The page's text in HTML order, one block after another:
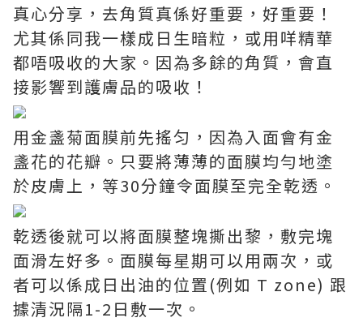
真心分享，去角質真係好重要，好重要！
尤其係同我一樣成日生暗粒，或用咩精華
都唔吸收的大家。因為多餘的角質，會直
接影響到護膚品的吸收！
用金盞菊面膜前先搖匀，因為入面會有金
盞花的花瓣。只要將薄薄的面膜均勻地塗
於皮膚上，等30分鐘令面膜至完全乾透。
乾透後就可以將面膜整塊撕出黎，敷完塊
面滑左好多。面膜每星期可以用兩次，或
者可以係成日出油的位置(例如 T zone) 跟
據清況隔1-2日敷一次。